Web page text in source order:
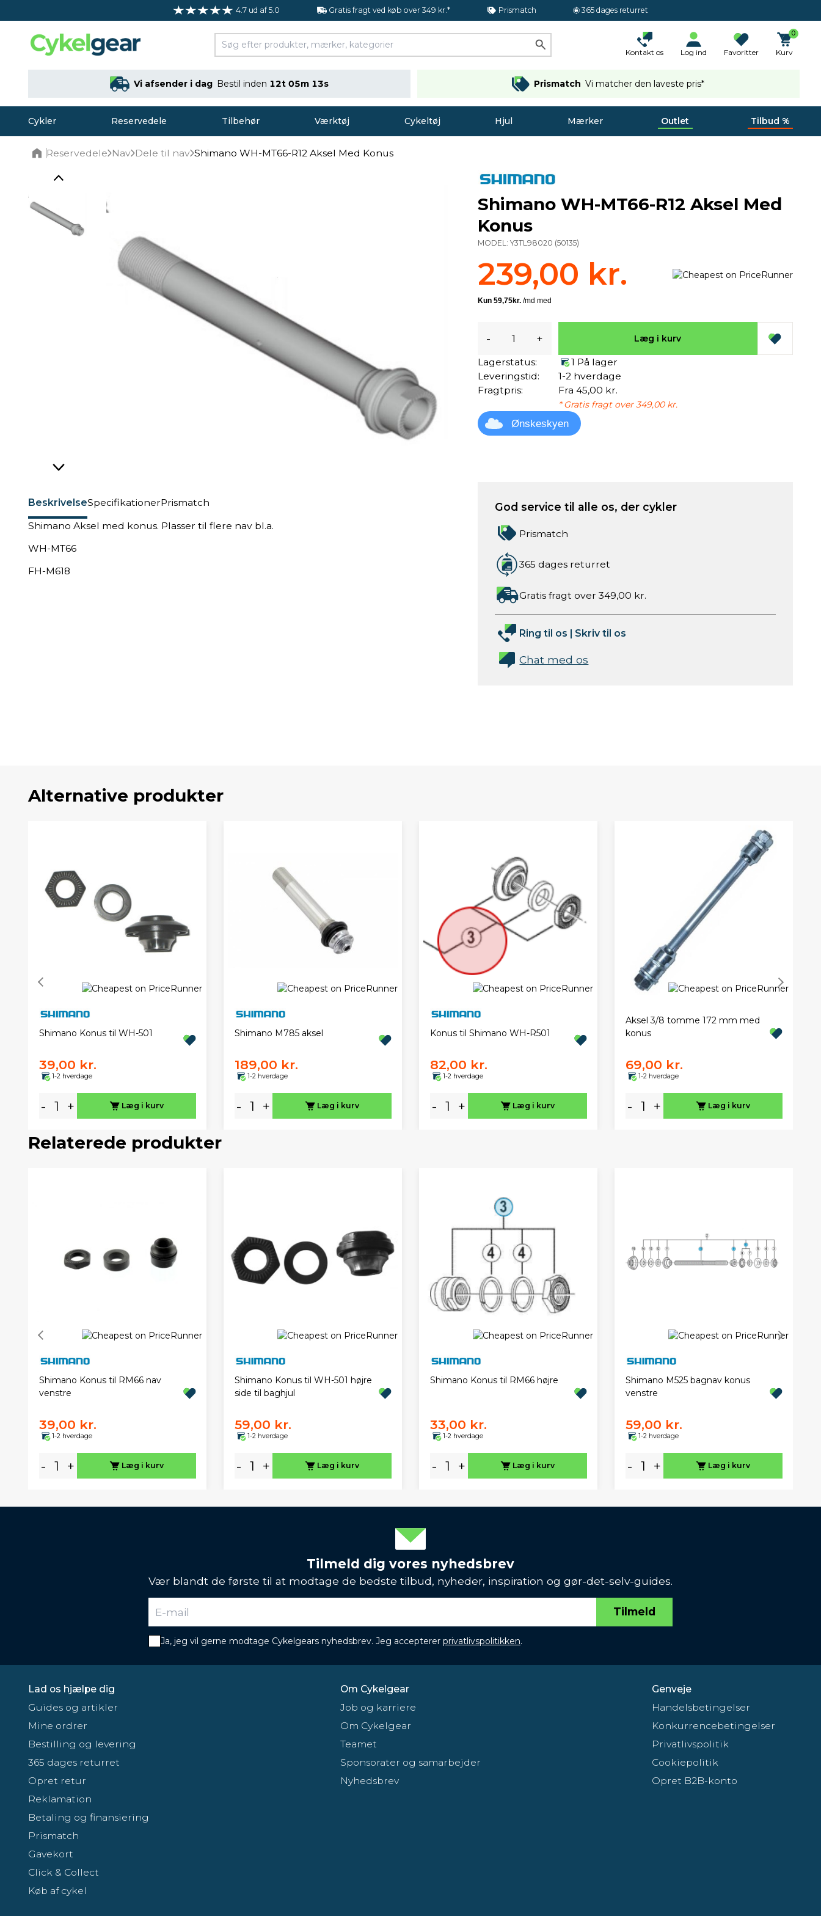
4.7 ud af 5.0 Gratis fragt ved køb over 349 kr.* Prismatch 365 dages returret
Kontakt os Log ind Favoritter
0
Kurv
Vi afsender i dag Bestil inden 12t 05m 13s Prismatch Vi matcher den laveste pris*
Cykler Reservedele Tilbehør Værktøj Cykeltøj Hjul Mærker Outlet Tilbud %
Reservedele Nav Dele til nav Shimano WH-MT66-R12 Aksel Med Konus
BeskrivelseSpecifikationerPrismatch
Shimano Aksel med konus. Plasser til flere nav bl.a.
WH-MT66
FH-M618
Shimano WH-MT66-R12 Aksel Med
Konus
MODEL:Y3TL98020 (50135)
239,00 kr.
- + Læg i kurv
Lagerstatus:
1 På lager
Leveringstid:
1-2 hverdage
Fragtpris:
Fra 45,00 kr.
* Gratis fragt over 349,00 kr.
Ønskeskyen
God service til alle os, der cykler
Prismatch
365 dages returret
Gratis fragt over 349,00 kr.
Ring til os | Skriv til os
Chat med os
Alternative produkter
Shimano Konus til WH-501
39,00 kr.
1-2 hverdage
- + Læg i kurv
Shimano M785 aksel
189,00 kr.
1-2 hverdage
- + Læg i kurv
Konus til Shimano WH-R501
82,00 kr.
1-2 hverdage
- + Læg i kurv
Aksel 3/8 tomme 172 mm med
konus
69,00 kr.
1-2 hverdage
- + Læg i kurv
Relaterede produkter
Shimano Konus til RM66 nav
venstre
39,00 kr.
1-2 hverdage
- + Læg i kurv
Shimano Konus til WH-501 højre
side til baghjul
59,00 kr.
1-2 hverdage
- + Læg i kurv
Shimano Konus til RM66 højre
33,00 kr.
1-2 hverdage
- + Læg i kurv
Shimano M525 bagnav konus
venstre
59,00 kr.
1-2 hverdage
- + Læg i kurv
Tilmeld dig vores nyhedsbrev
Vær blandt de første til at modtage de bedste tilbud, nyheder, inspiration og gør-det-selv-guides.
Tilmeld
Ja, jeg vil gerne modtage Cykelgears nyhedsbrev. Jeg accepterer privatlivspolitikken.
Lad os hjælpe dig
Guides og artikler
Mine ordrer
Bestilling og levering
365 dages returret
Opret retur
Reklamation
Betaling og finansiering
Prismatch
Gavekort
Click & Collect
Køb af cykel
Om Cykelgear
Job og karriere
Om Cykelgear
Teamet
Sponsorater og samarbejder
Nyhedsbrev
Genveje
Handelsbetingelser
Konkurrencebetingelser
Privatlivspolitik
Cookiepolitik
Opret B2B-konto